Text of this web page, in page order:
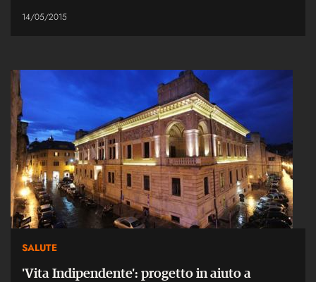
14/05/2015
SALUTE
'Vita Indipendente': progetto in aiuto a